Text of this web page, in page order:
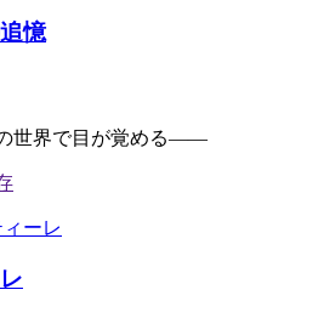
憶
世界で目が覚める――